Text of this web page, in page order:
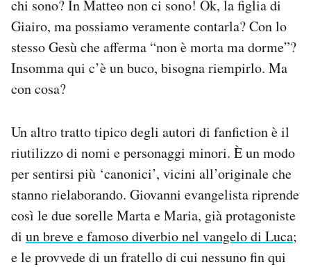
chi sono? In Matteo non ci sono! Ok, la figlia di
Giairo, ma possiamo veramente contarla? Con lo
stesso Gesù che afferma “non è morta ma dorme”?
Insomma qui c’è un buco, bisogna riempirlo. Ma
con cosa?
Un altro tratto tipico degli autori di fanfiction è il
riutilizzo di nomi e personaggi minori. È un modo
per sentirsi più ‘canonici’, vicini all’originale che
stanno rielaborando. Giovanni evangelista riprende
così le due sorelle Marta e Maria, già protagoniste
di un breve e famoso diverbio nel vangelo di Luca;
e le provvede di un fratello di cui nessuno fin qui